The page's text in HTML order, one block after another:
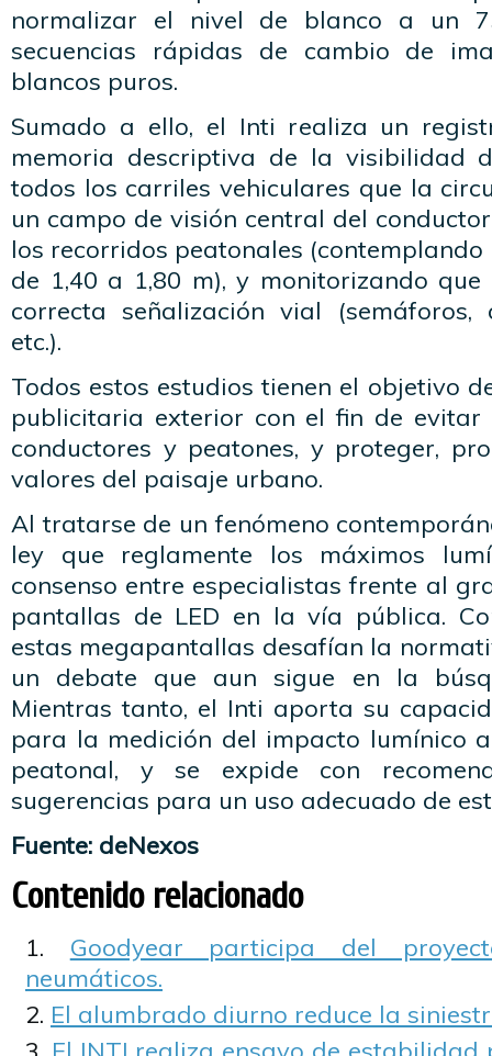
normalizar el nivel de blanco a un
secuencias rápidas de cambio de
blancos puros.
Sumado a ello, el Inti realiza un
memoria descriptiva de la visibilidad
todos los carriles vehiculares que la
un campo de visión central del
los recorridos peatonales
de 1,40 a 1,80 m), y monitorizando
correcta señalización vial (semáforos,
etc.).
Todos estos estudios tienen el objetivo
publicitaria exterior con el fin de
conductores y peatones, y proteger,
valores del paisaje urbano.
Al tratarse de un fenómeno
ley que reglamente los máximos
consenso entre especialistas frente al
pantallas de LED en la vía pública.
estas megapantallas desafían la
un debate que aun sigue en la
Mientras tanto, el Inti aporta su
para la medición del impacto lumínico
peatonal, y se expide con
sugerencias para un uso adecuado de
Fuente: deNexos
Contenido relacionado
Goodyear participa del
neumáticos.
El alumbrado diurno reduce la